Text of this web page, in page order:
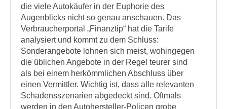
die viele Autokäufer in der Euphorie des
Augenblicks nicht so genau anschauen. Das
Verbraucherportal „Finanztip“ hat die Tarife
analysiert und kommt zu dem Schluss:
Sonderangebote lohnen sich meist, wohingegen
die üblichen Angebote in der Regel teurer sind
als bei einem herkömmlichen Abschluss über
einen Vermittler. Wichtig ist, dass alle relevanten
Schadensszenarien abgedeckt sind. Oftmals
werden in den Autohersteller-Policen grobe